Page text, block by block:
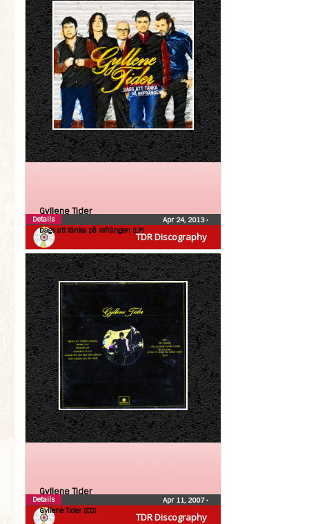
TDR Discography
Gyllene Tider
Dags att tänka på refrängen (LP)
Apr 24, 2013•
Details
TDR Discography
Gyllene Tider
Gyllene Tider (CD)
Apr 11, 2007•
Details